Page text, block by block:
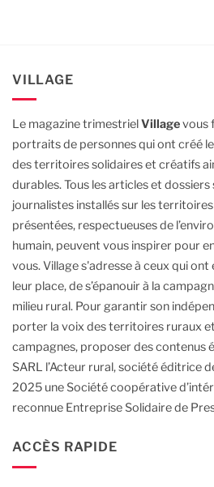
VILLAGE
Le magazine trimestrielVillagevous
portraits de personnes qui ont créé
des territoires solidaires et créatifs
durables.Tous les articles et
journalistes installés sur les
présentées, respectueuses de
humain, peuvent vous inspirer pour
vous.Village s'adresse à ceux qui ont
leur place, de s’épanouir à la
milieu rural. Pour garantir son
porter la voix des territoires ruraux
campagnes, proposer des contenus
SARL l’Acteur rural, société éditrice
2025 une Société coopérative
reconnue Entreprise Solidaire de
ACCÈS RAPIDE